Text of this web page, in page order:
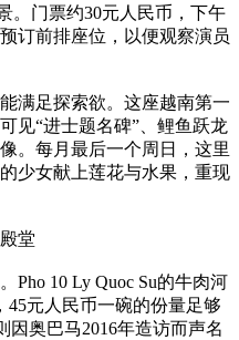
。门票约30元人民币，下午
订前排座位，以便观察演员
满足探索欲。这座越南第一
见“进士题名碑”、鲤鱼跃龙
。每月最后一个周日，这里
少女献上莲花与水果，重现
堂
Pho 10 Ly Quoc Su的牛肉河
元人民币一碗的份量足够
因奥巴马2016年造访而声名